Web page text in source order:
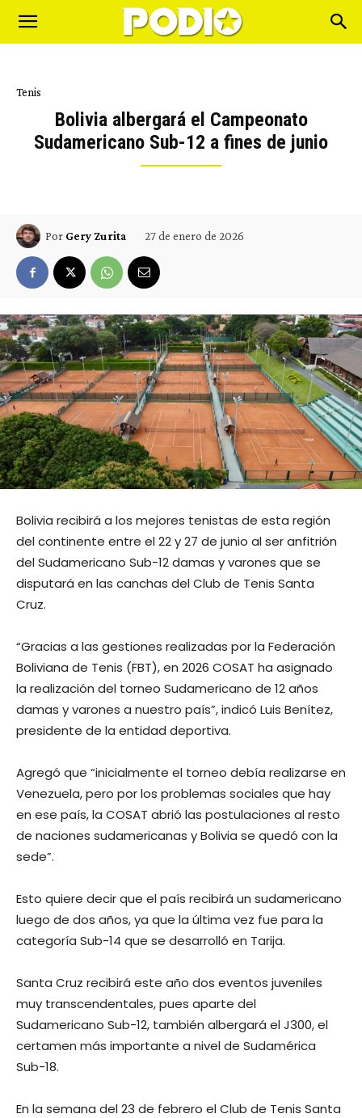
Tenis
Bolivia albergará el Campeonato
Sudamericano Sub-12 a fines de junio
Por Gery Zurita 27 de enero de 2026
Bolivia recibirá a los mejores tenistas de esta región
del continente entre el 22 y 27 de junio al ser anfitrión
del Sudamericano Sub-12 damas y varones que se
disputará en las canchas del Club de Tenis Santa
Cruz.
“Gracias a las gestiones realizadas por la Federación
Boliviana de Tenis (FBT), en 2026 COSAT ha asignado
la realización del torneo Sudamericano de 12 años
damas y varones a nuestro país”, indicó Luis Benítez,
presidente de la entidad deportiva.
Agregó que “inicialmente el torneo debía realizarse en
Venezuela, pero por los problemas sociales que hay
en ese país, la COSAT abrió las postulaciones al resto
de naciones sudamericanas y Bolivia se quedó con la
sede”.
Esto quiere decir que el país recibirá un sudamericano
luego de dos años, ya que la última vez fue para la
categoría Sub-14 que se desarrolló en Tarija.
Santa Cruz recibirá este año dos eventos juveniles
muy transcendentales, pues aparte del
Sudamericano Sub-12, también albergará el J300, el
certamen más importante a nivel de Sudamérica
Sub-18.
En la semana del 23 de febrero el Club de Tenis Santa